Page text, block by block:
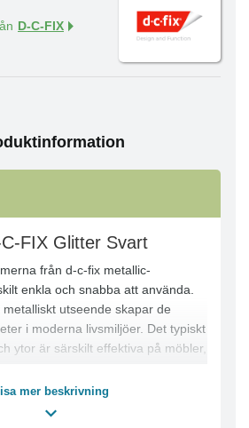
D-C-FIX
FIX Glitter Svart
från d-c-fix metallic-
enkla och snabba att använda.
utseende skapar de
i moderna livsmiljöer. Det typiskt
ytor är särskilt effektiva på möbler,
mer beskrivning